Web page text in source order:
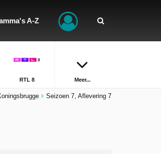
A-Z
RTL 8 Meer...
Seizoen 7, Aflevering 7